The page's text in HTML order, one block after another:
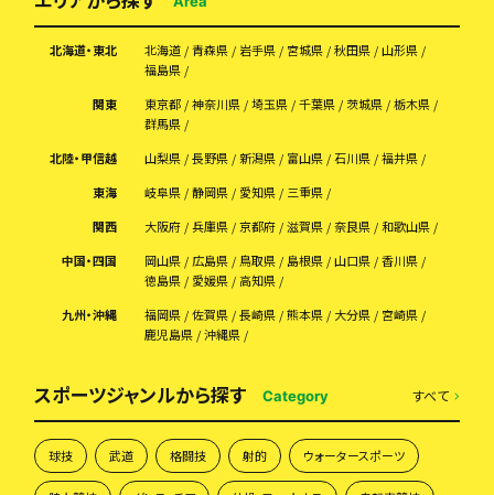
北海道・東北 北海道 青森県 岩手県 宮城県 秋田県
山形県
福島県
関東
東京都 神奈川県 埼玉県 千葉県 茨城県
栃木県
群馬県
北陸・甲信越
山梨県 長野県 新潟県 富山県 石川県
福井県
東海
岐阜県 静岡県 愛知県
三重県
関西
大阪府 兵庫県 京都府 滋賀県 奈良県
和歌山県
中国・四国
岡山県 広島県 鳥取県 島根県 山口県
香川県
徳島県
愛媛県
高知県
九州・沖縄
福岡県 佐賀県 長崎県 熊本県 大分県
宮崎県
鹿児島県
沖縄県
スポーツジャンルから探す Category すべて
球技 武道 格闘技 射的 ウォータースポーツ